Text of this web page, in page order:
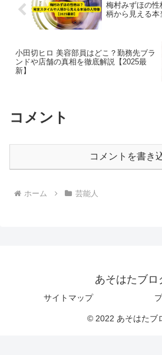
梅村みずほの性
柄から見える本
小田切ヒロ 美容部員はどこ？勤務先ブラ
ンドや店舗の真相を徹底解説【2025最
新】
コメント
コメントを書き
ホーム 芸能人
あそはたブロ
サイトマップ
© 2022 あそはたブ